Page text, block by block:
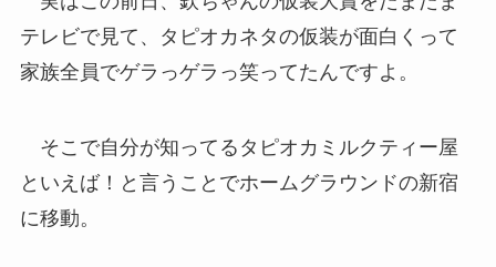
テレビで見て、タピオカネタの仮装が面白くって
家族全員でゲラっゲラっ笑ってたんですよ。
そこで自分が知ってるタピオカミルクティー屋
といえば！と言うことでホームグラウンドの新宿
に移動。